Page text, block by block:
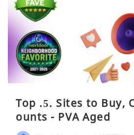
Top .5. Sites to Buy,
ounts - PVA Aged